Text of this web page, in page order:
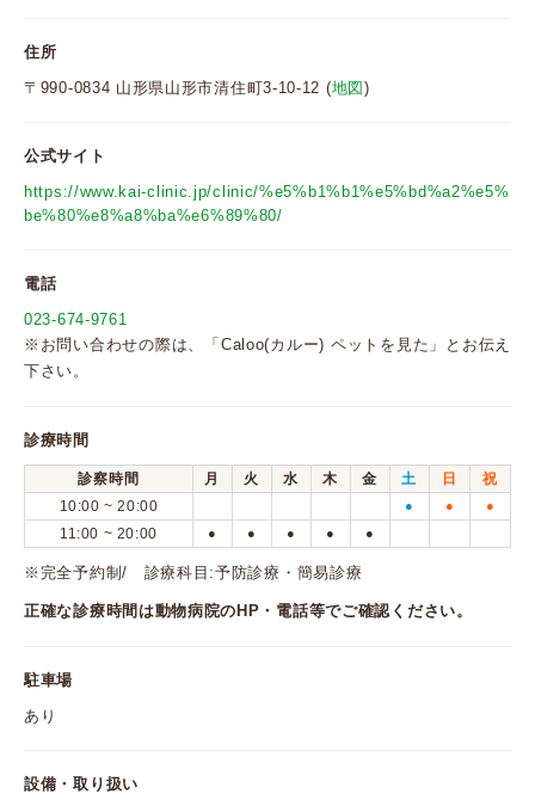
住所
〒990-0834 山形県山形市清住町3-10-12 (地図)
公式サイト
https://www.kai-clinic.jp/clinic/%e5%b1%b1%e5%bd%a2%e5%
be%80%e8%a8%ba%e6%89%80/
電話
023-674-9761
※お問い合わせの際は、「Caloo(カルー) ペットを見た」とお伝え
下さい。
診療時間
診察時間 月 火 水 木 金 土 日
祝
10:00 ~ 20:00
● ● ●
11:00 ~ 20:00 ● ● ● ● ●
※完全予約制/ 診療科目:予防診療・簡易診療
正確な診療時間は動物病院のHP・電話等でご確認ください。
駐車場
あり
設備・取り扱い